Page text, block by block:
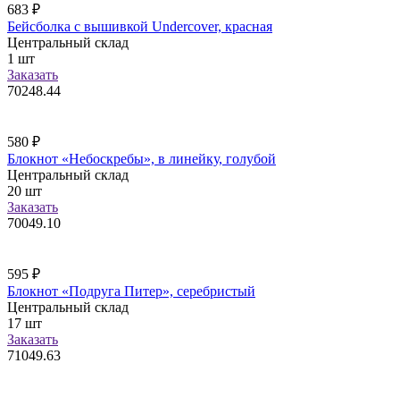
683 ₽
Бейсболка с вышивкой Undercover, красная
Центральный склад
1 шт
Заказать
70248.44
580 ₽
Блокнот «Небоскребы», в линейку, голубой
Центральный склад
20 шт
Заказать
70049.10
595 ₽
Блокнот «Подруга Питер», серебристый
Центральный склад
17 шт
Заказать
71049.63